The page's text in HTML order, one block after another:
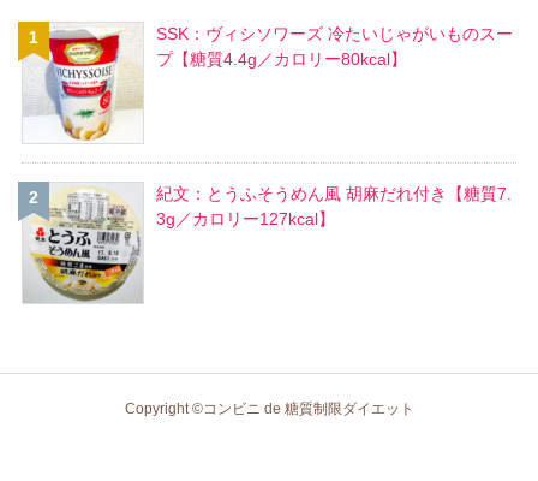
SSK：ヴィシソワーズ 冷たいじゃがいものスー
プ【糖質4.4g／カロリー80kcal】
紀文：とうふそうめん風 胡麻だれ付き【糖質7.
3g／カロリー127kcal】